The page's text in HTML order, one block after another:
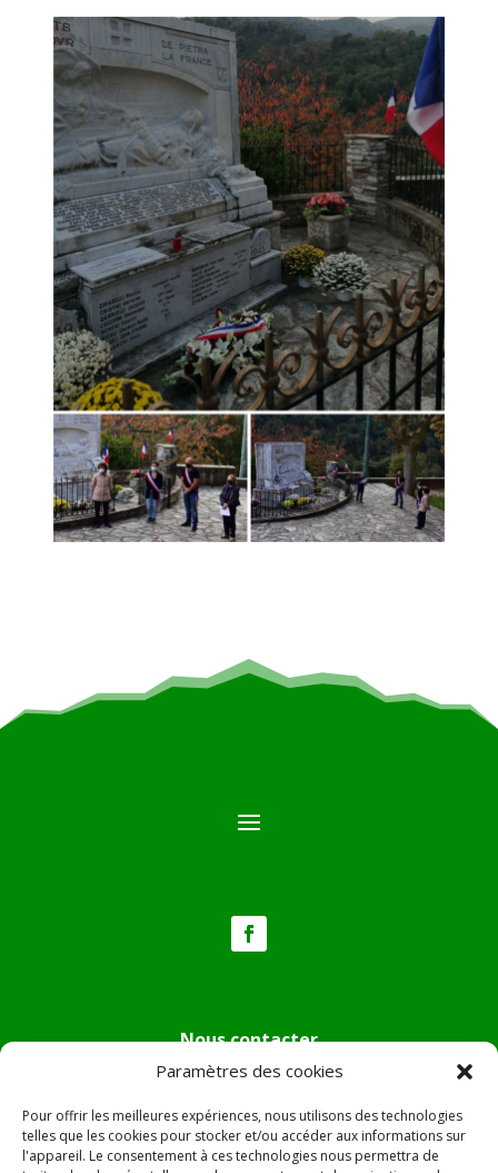
Paramètres des cookies
Pour offrir les meilleures expériences, nous utilisons des technologies
telles que les cookies pour stocker et/ou accéder aux informations sur
l'appareil. Le consentement à ces technologies nous permettra de
Nous contacter
Tél :04.95.36.24.02
Mail:
mairie.pietradiverde@wanadoo.fr
Adresse :Hôtel de ville de Pietra di Verde
Le village